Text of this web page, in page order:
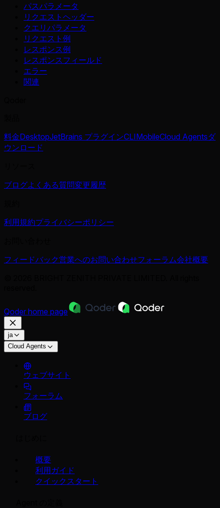
パスパラメータ
リクエストヘッダー
クエリパラメータ
リクエスト例
レスポンス例
レスポンスフィールド
エラー
関連
料金DesktopJetBrains プラグインCLIMobileCloud Agentsダ
ウンロード
ブログよくある質問変更履歴
利用規約プライバシーポリシー
フィードバック営業へのお問い合わせフォーラム会社概要
Qoder home page
ja
Cloud Agents
ウェブサイト
フォーラム
ブログ
概要
利用ガイド
クイックスタート